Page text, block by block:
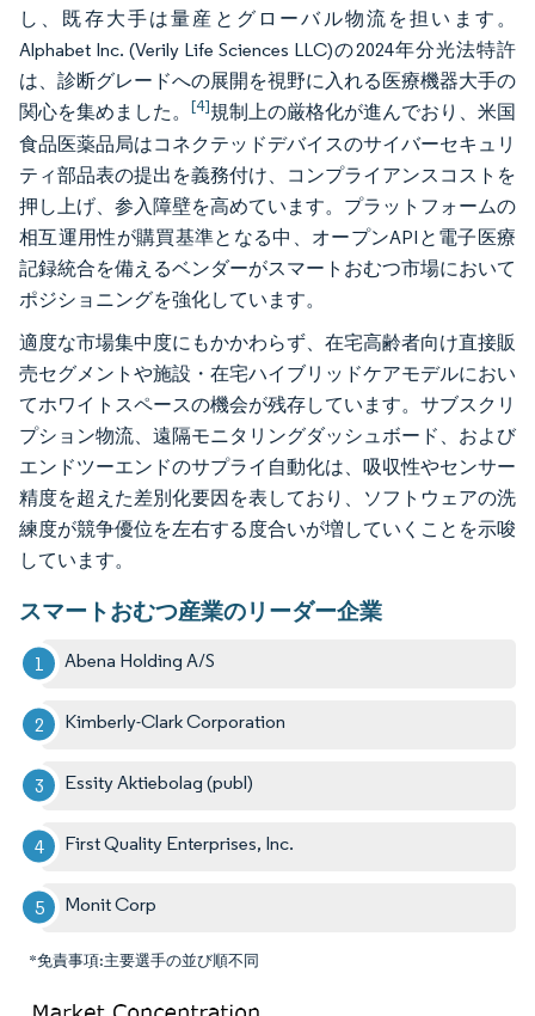
し、既存大手は量産とグローバル物流を担います。
Alphabet Inc. (Verily Life Sciences LLC)の2024年分光法特許
は、診断グレードへの展開を視野に入れる医療機器大手の
関心を集めました。 [4]規制上の厳格化が進んでおり、米国
食品医薬品局はコネクテッドデバイスのサイバーセキュリ
ティ部品表の提出を義務付け、コンプライアンスコストを
押し上げ、参入障壁を高めています。プラットフォームの
相互運用性が購買基準となる中、オープンAPIと電子医療
記録統合を備えるベンダーがスマートおむつ市場において
ポジショニングを強化しています。
適度な市場集中度にもかかわらず、在宅高齢者向け直接販
売セグメントや施設・在宅ハイブリッドケアモデルにおい
てホワイトスペースの機会が残存しています。サブスクリ
プション物流、遠隔モニタリングダッシュボード、および
エンドツーエンドのサプライ自動化は、吸収性やセンサー
精度を超えた差別化要因を表しており、ソフトウェアの洗
練度が競争優位を左右する度合いが増していくことを示唆
しています。
スマートおむつ産業のリーダー企業
Abena Holding A/S
Kimberly-Clark Corporation
Essity Aktiebolag (publ)
First Quality Enterprises, Inc.
Monit Corp
*免責事項:主要選手の並び順不同